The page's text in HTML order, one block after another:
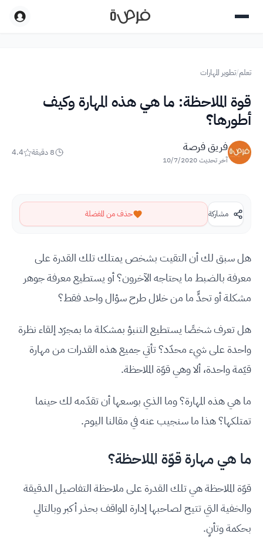
تعلم/تطوير المهارات
قوة الملاحظة: ما هي هذه المهارة وكيف
أطورها؟
فريق فرصة
آخر تحديث10/7/2020
8 دقيقة 4.4
مشاركة حذف من المفضلة
هل سبق لك أن التقيت بشخص يمتلك تلك القدرة على
معرفة بالضبط ما يحتاجه الآخرون؟ أو يستطيع معرفة جوهر
مشكلة أو تحدٍّ ما من خلال طرح سؤال واحد فقط؟
هل تعرف شخصًا يستطيع التنبؤ بمشكلة ما بمجرّد إلقاء نظرة
واحدة على شيء محدّد؟ تأتي جميع هذه القدرات من مهارة
قيّمة واحدة، ألا وهي قوّة الملاحظة.
ما هي هذه المهارة؟ وما الذي بوسعها أن تقدّمه لك حينما
تمتلكها؟ هذا ما سنجيب عنه في مقالنا اليوم.
ما هي مهارة قوّة الملاحظة؟
قوّة الملاحظة هي تلك القدرة على ملاحظة التفاصيل الدقيقة
والخفية التي تتيح لصاحبها إدارة المواقف بحذر أكبر وبالتالي
بحكمة وتأنٍ.